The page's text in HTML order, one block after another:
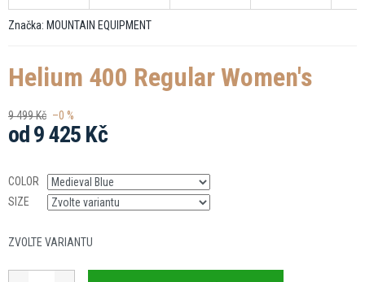
Značka: MOUNTAIN EQUIPMENT
Helium 400 Regular Women's
9 499 Kč –0 %
od 9 425 Kč
cena:
COLOR
SIZE
ZVOLTE VARIANTU